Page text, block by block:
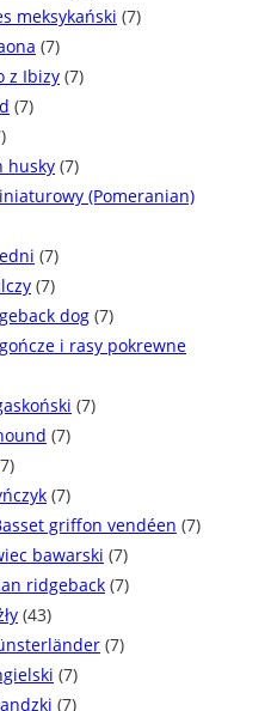
meksykański (7)
(7)
z Ibizy (7)
(7)
husky (7)
(Pomeranian)
(7)
(7)
dog (7)
i rasy pokrewne
(7)
(7)
(7)
griffon vendéen (7)
bawarski (7)
ridgeback (7)
(43)
(7)
(7)
(7)